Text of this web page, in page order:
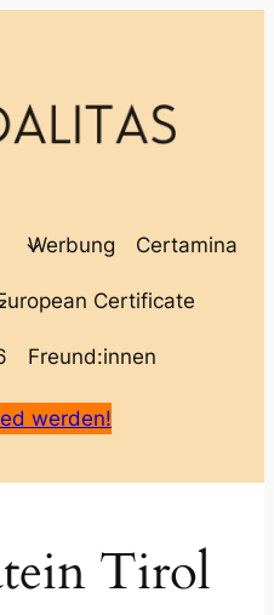
Werbung Certamina
Certificate
Freund:innen
werden!
Tirol